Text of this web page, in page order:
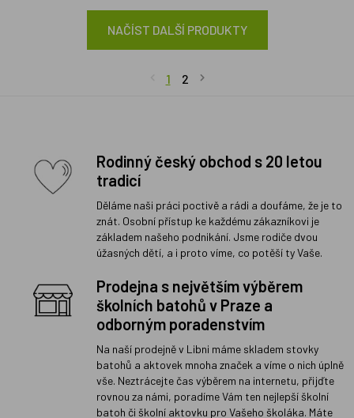
NAČÍST DALŠÍ PRODUKTY
1 2
Rodinný český obchod s 20 letou
tradicí
Děláme naši práci poctivě a rádi a doufáme, že je to
znát. Osobní přístup ke každému zákazníkovi je
základem našeho podnikání. Jsme rodiče dvou
úžasných dětí, a i proto víme, co potěší ty Vaše.
Prodejna s největším výběrem
školních batohů v Praze a
odborným poradenstvím
Na naší prodejně v Libni máme skladem stovky
batohů a aktovek mnoha značek a víme o nich úplně
vše. Neztrácejte čas výběrem na internetu, přijďte
rovnou za námi, poradíme Vám ten nejlepší školní
batoh či školní aktovku pro Vašeho školáka. Máte